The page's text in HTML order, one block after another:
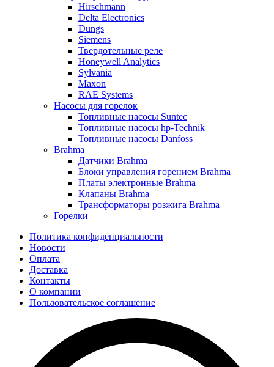
Hirschmann
Delta Electronics
Dungs
Siemens
Твердотельные реле
Honeywell Analytics
Sylvania
Maxon
RAE Systems
Насосы для горелок
Топливные насосы Suntec
Топливные насосы hp-Technik
Топливные насосы Danfoss
Brahma
Датчики Brahma
Блоки управления горением Brahma
Платы электронные Brahma
Клапаны Brahma
Трансформаторы розжига Brahma
Горелки
Политика конфиденциальности
Новости
Оплата
Доставка
Контакты
О компании
Пользовательское соглашение